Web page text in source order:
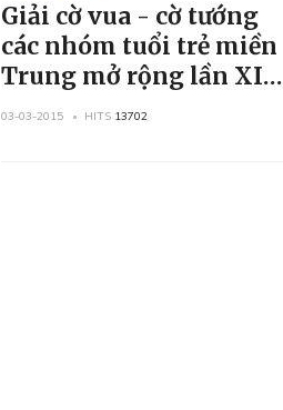
Giải cờ vua - cờ tướng
các nhóm tuổi trẻ miền
Trung mở rộng lần XIII
– năm 2015
03-03-2015 HITS 13702